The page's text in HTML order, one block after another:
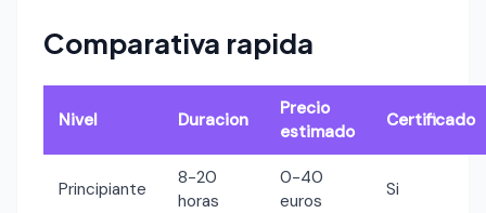
Comparativa rapida
Nivel Duracion
Precio
estimado
Certificado
Principiante
8-20
horas
0-40
euros
Si